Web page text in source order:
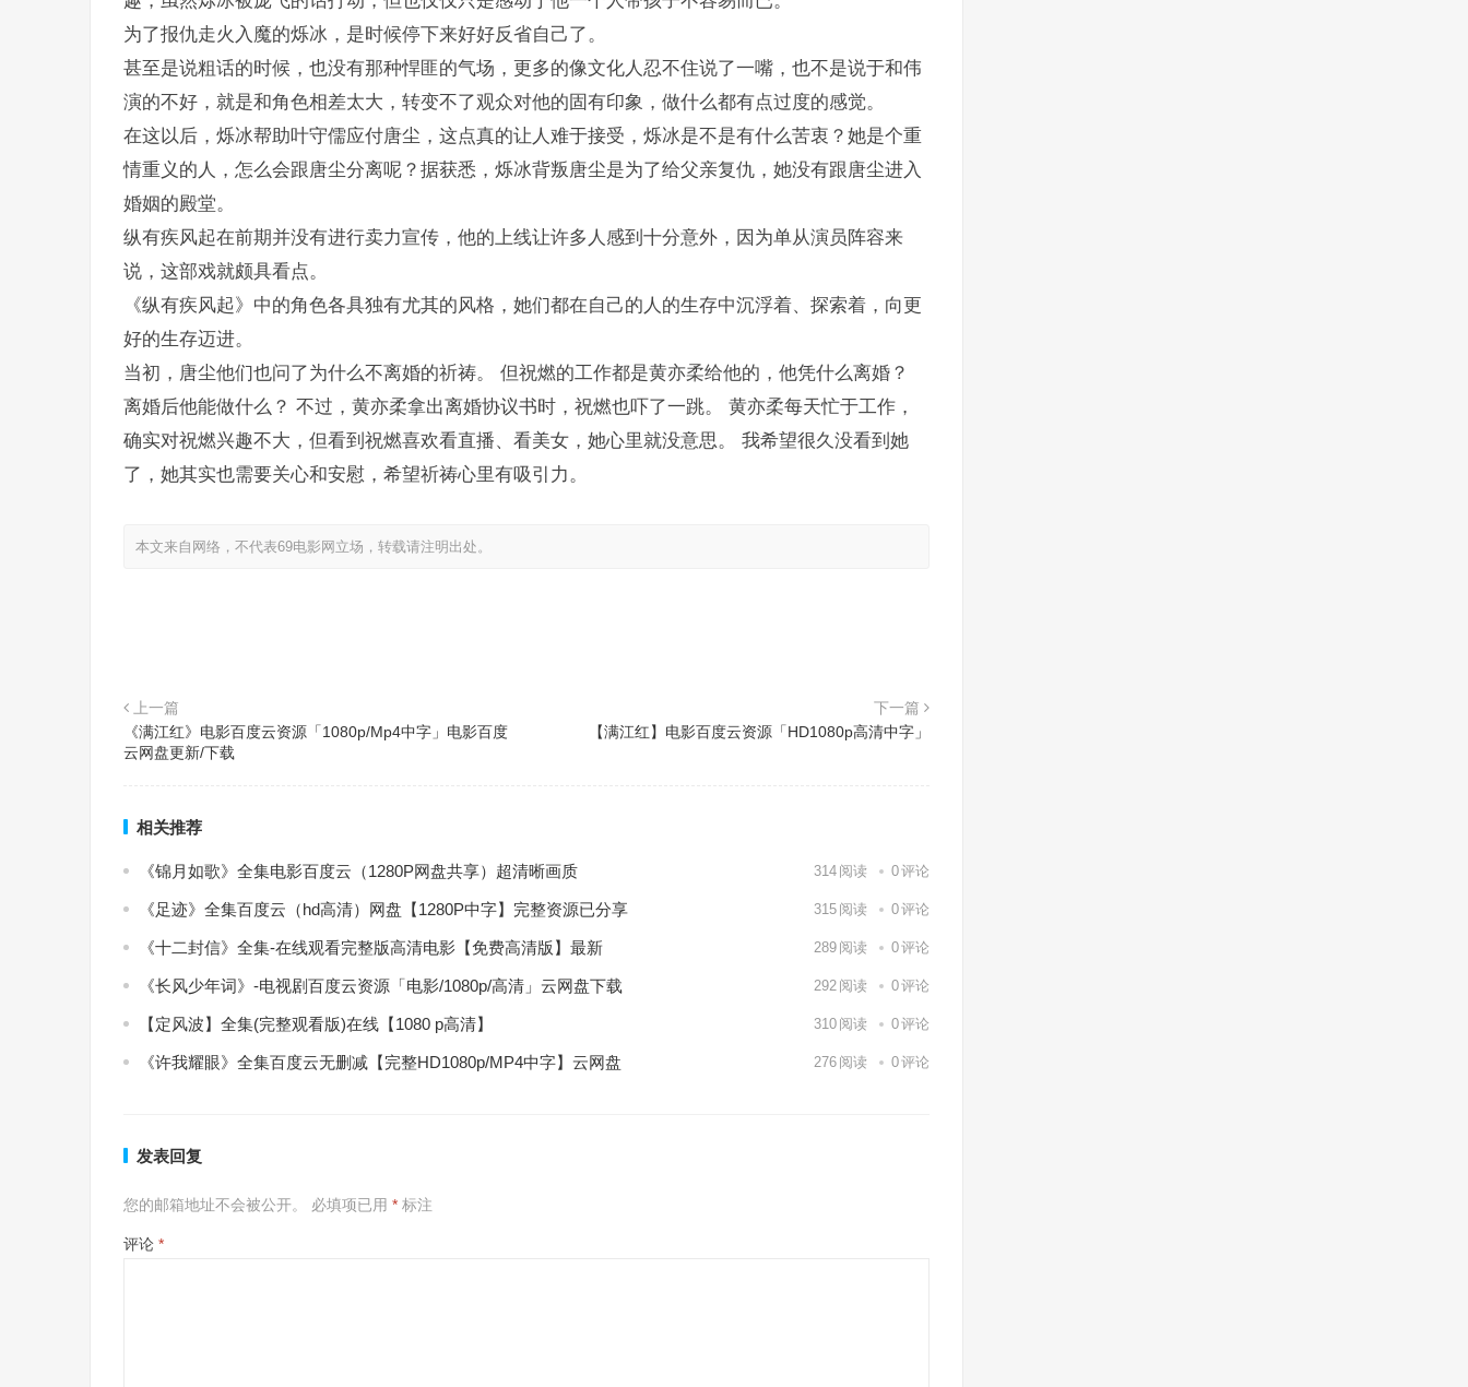
为了报仇走火入魔的烁冰，是时候停下来好好反省自己了。
甚至是说粗话的时候，也没有那种悍匪的气场，更多的像文化人忍不住说了一嘴，也不是说于和伟
演的不好，就是和角色相差太大，转变不了观众对他的固有印象，做什么都有点过度的感觉。
在这以后，烁冰帮助叶守儒应付唐尘，这点真的让人难于接受，烁冰是不是有什么苦衷？她是个重
情重义的人，怎么会跟唐尘分离呢？据获悉，烁冰背叛唐尘是为了给父亲复仇，她没有跟唐尘进入
婚姻的殿堂。
纵有疾风起在前期并没有进行卖力宣传，他的上线让许多人感到十分意外，因为单从演员阵容来
说，这部戏就颇具看点。
《纵有疾风起》中的角色各具独有尤其的风格，她们都在自己的人的生存中沉浮着、探索着，向更
好的生存迈进。
当初，唐尘他们也问了为什么不离婚的祈祷。 但祝燃的工作都是黄亦柔给他的，他凭什么离婚？
离婚后他能做什么？ 不过，黄亦柔拿出离婚协议书时，祝燃也吓了一跳。 黄亦柔每天忙于工作，
确实对祝燃兴趣不大，但看到祝燃喜欢看直播、看美女，她心里就没意思。 我希望很久没看到她
了，她其实也需要关心和安慰，希望祈祷心里有吸引力。
本文来自网络，不代表69电影网立场，转载请注明出处。
上一篇
《满江红》电影百度云资源「1080p/Mp4中字」电影百度
云网盘更新/下载
下一篇
【满江红】电影百度云资源「HD1080p高清中字」
相关推荐
《锦月如歌》全集电影百度云（1280P网盘共享）超清晰画质 314 阅读 0评论
《足迹》全集百度云（hd高清）网盘【1280P中字】完整资源已分享 315 阅读 0评论
《十二封信》全集-在线观看完整版高清电影【免费高清版】最新 289 阅读 0评论
《长风少年词》-电视剧百度云资源「电影/1080p/高清」云网盘下载 292 阅读 0评论
【定风波】全集(完整观看版)在线【1080 p高清】 310 阅读 0评论
《许我耀眼》全集百度云无删减【完整HD1080p/MP4中字】云网盘 276 阅读 0评论
发表回复
您的邮箱地址不会被公开。 必填项已用 * 标注
评论 *